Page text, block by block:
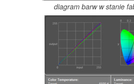
diagram barw w stanie